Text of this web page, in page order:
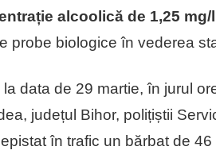
alcoolică de 1,25
probe biologice în vederea
data de 29 martie, în jurul
județul Bihor, polițiștii
în trafic un bărbat de